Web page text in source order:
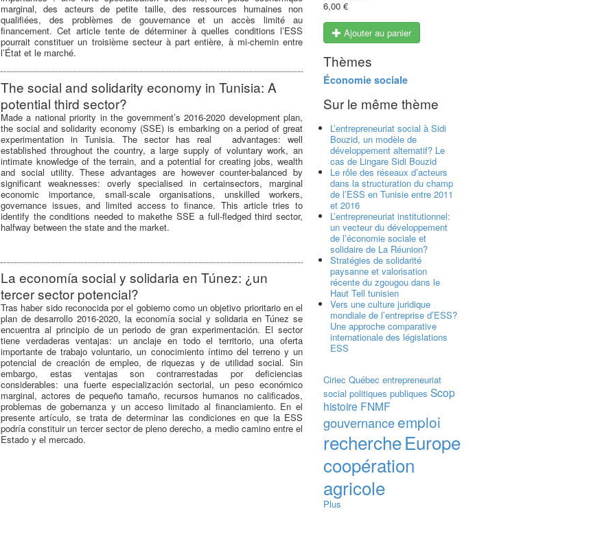
marginal, des acteurs de petite taille, des ressources humaines non
qualifiées, des problèmes de gouvernance et un accès limité au
financement. Cet article tente de déterminer à quelles conditions l’ESS
pourrait constituer un troisième secteur à part entière, à mi-chemin entre
l’État et le marché.
The social and solidarity economy in Tunisia: A
potential third sector?
Made a national priority in the government’s 2016-2020 development plan,
the social and solidarity economy (SSE) is embarking on a period of great
experimentation in Tunisia. The sector has real advantages: well
established throughout the country, a large supply of voluntary work, an
intimate knowledge of the terrain, and a potential for creating jobs, wealth
and social utility. These advantages are however counter-balanced by
significant weaknesses: overly specialised in certainsectors, marginal
economic importance, small-scale organisations, unskilled workers,
governance issues, and limited access to finance. This article tries to
identify the conditions needed to makethe SSE a full-fledged third sector,
halfway between the state and the market.
La economía social y solidaria en Túnez: ¿un
tercer sector potencial?
Tras haber sido reconocida por el gobierno como un objetivo prioritario en el
plan de desarrollo 2016-2020, la economía social y solidaria en Túnez se
encuentra al principio de un periodo de gran experimentación. El sector
tiene verdaderas ventajas: un anclaje en todo el territorio, una oferta
importante de trabajo voluntario, un conocimiento íntimo del terreno y un
potencial de creación de empleo, de riquezas y de utilidad social. Sin
embargo, estas ventajas son contrarrestadas por deficiencias
considerables: una fuerte especialización sectorial, un peso económico
marginal, actores de pequeño tamaño, recursos humanos no calificados,
problemas de gobernanza y un acceso limitado al financiamiento. En el
presente artículo, se trata de determinar las condiciones en que la ESS
podría constituir un tercer sector de pleno derecho, a medio camino entre el
Estado y el mercado.
6,00 €
Ajouter au panier
Thèmes
Économie sociale
Sur le même thème
L’entrepreneuriat social à Sidi
Bouzid, un modèle de
développement alternatif? Le
cas de Lingare Sidi Bouzid
Le rôle des réseaux d’acteurs
dans la structuration du champ
de l’ESS en Tunisie entre 2011
et 2016
L’entrepreneuriat institutionnel:
un vecteur du développement
de l’économie sociale et
solidaire de La Réunion?
Stratégies de solidarité
paysanne et valorisation
récente du zgougou dans le
Haut Tell tunisien
Vers une culture juridique
mondiale de l’entreprise d’ESS?
Une approche comparative
internationale des législations
ESS
Ciriec Québec entrepreneuriat
social politiques publiques Scop
histoire FNMF
gouvernanceemploi
rechercheEurope
coopération
agricole
Plus